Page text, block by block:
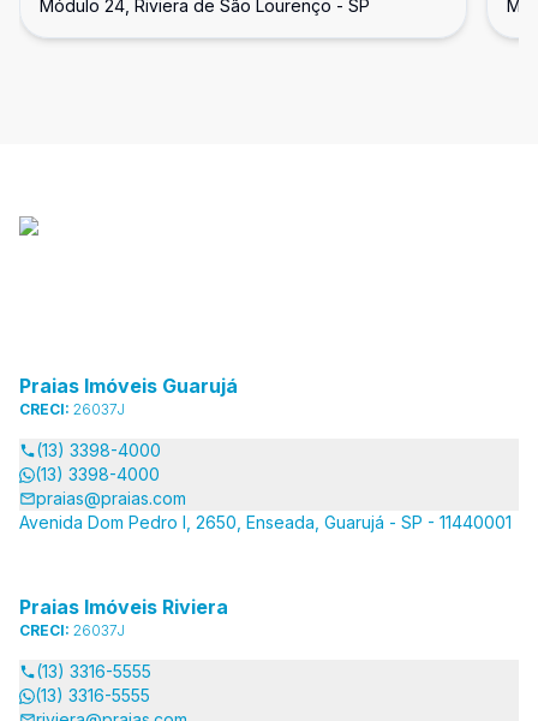
Módulo 24, Riviera de São Lourenço - SP
Praias Imóveis Guarujá
CRECI: 26037J
(13) 3398-4000
(13) 3398-4000
praias@praias.com
Avenida Dom Pedro I, 2650, Enseada, Guarujá - SP - 11440001
Praias Imóveis Riviera
CRECI: 26037J
(13) 3316-5555
(13) 3316-5555